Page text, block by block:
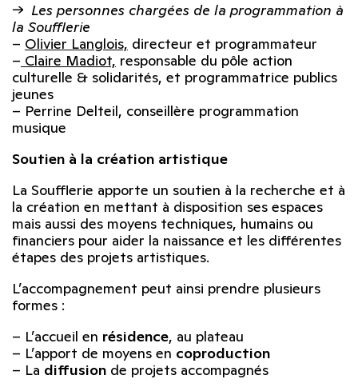
-> Les personnes chargées de la programmation à
la Soufflerie
– Olivier Langlois, directeur et programmateur
– Claire Madiot, responsable du pôle action
culturelle & solidarités, et programmatrice publics
jeunes
– Perrine Delteil, conseillère programmation
musique
Soutien à la création artistique
La Soufflerie apporte un soutien à la recherche et à
la création en mettant à disposition ses espaces
mais aussi des moyens techniques, humains ou
financiers pour aider la naissance et les différentes
étapes des projets artistiques.
L’accompagnement peut ainsi prendre plusieurs
formes :
– L’accueil en résidence, au plateau
– L’apport de moyens en coproduction
– La diffusion de projets accompagnés